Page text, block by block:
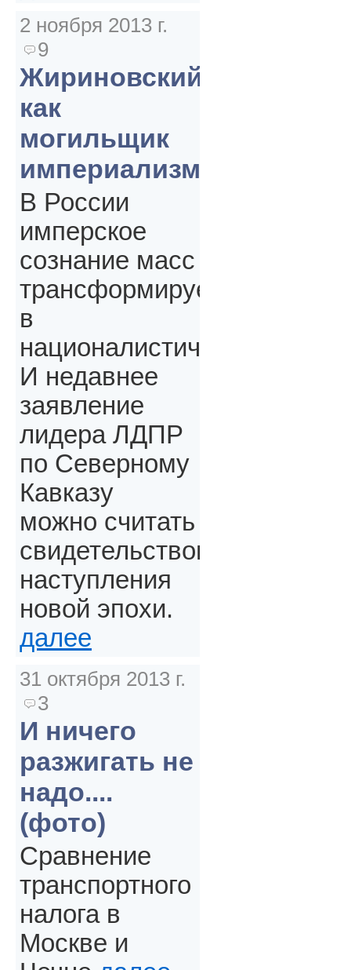
2 ноября 2013 г.
9
Жириновский
как
могильщик
империализма
В России
имперское
сознание масс
трансформируется
в
националистическое.
И недавнее
заявление
лидера ЛДПР
по Северному
Кавказу
можно считать
свидетельством
наступления
новой эпохи.
далее
31 октября 2013 г.
3
И ничего
разжигать не
надо....
(фото)
Сравнение
транспортного
налога в
Москве и